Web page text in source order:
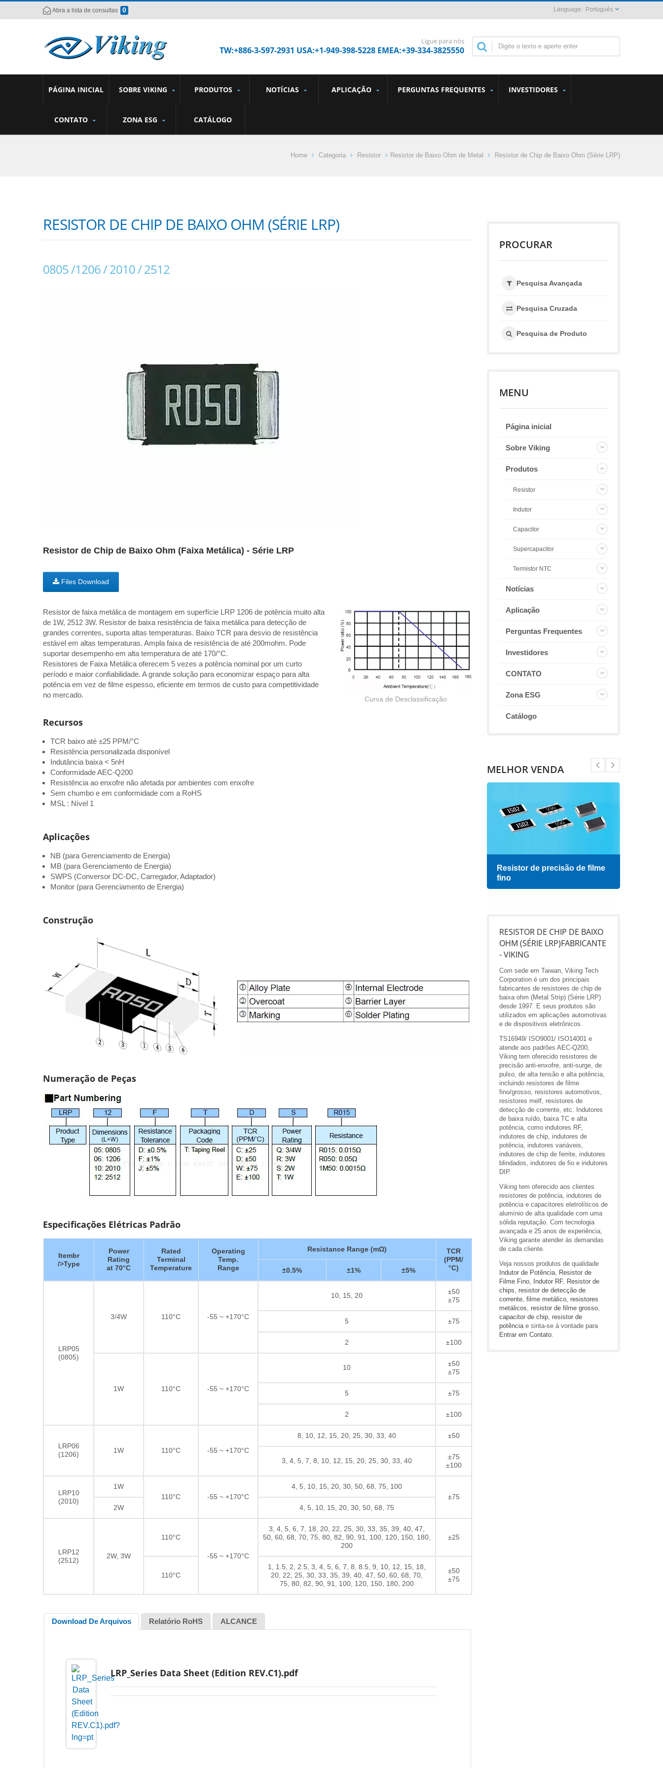
Abra a lista de consultas 0 Português
Ligue para nós
TW:+886-3-597-2931 USA:+1-949-398-5228 EMEA:+39-334-3825550
PÁGINA INICIAL SOBRE VIKING PRODUTOS NOTÍCIAS APLICAÇÃO PERGUNTAS FREQUENTES INVESTIDORES
CONTATO ZONA ESG CATÁLOGO
Home Categoria Resistor Resistor de Baixo Ohm de Metal Resistor de Chip de Baixo Ohm (Série LRP)
RESISTOR DE CHIP DE BAIXO OHM (SÉRIE LRP)
0805 /1206 / 2010 / 2512
Resistor de Chip de Baixo Ohm (Faixa Metálica) - Série LRP
Files Download
Curva de Desclassificação
Resistor de faixa metálica de montagem em superfície LRP 1206 de potência muito alta
de 1W, 2512 3W. Resistor de baixa resistência de faixa metálica para detecção de
grandes correntes, suporta altas temperaturas. Baixo TCR para desvio de resistência
estável em altas temperaturas. Ampla faixa de resistência de até 200mohm. Pode
suportar desempenho em alta temperatura de até 170/°C.
Resistores de Faixa Metálica oferecem 5 vezes a potência nominal por um curto
período e maior confiabilidade. A grande solução para economizar espaço para alta
potência em vez de filme espesso, eficiente em termos de custo para competitividade
no mercado.
Recursos
TCR baixo até ±25 PPM/°C
Resistência personalizada disponível
Indutância baixa < 5nH
Conformidade AEC-Q200
Resistência ao enxofre não afetada por ambientes com enxofre
Sem chumbo e em conformidade com a RoHS
MSL : Nível 1
Aplicações
NB (para Gerenciamento de Energia)
MB (para Gerenciamento de Energia)
SWPS (Conversor DC-DC, Carregador, Adaptador)
Monitor (para Gerenciamento de Energia)
Construção
Numeração de Peças
Especificações Elétricas Padrão
Itembr
/>Type
Power
Rating
at 70°C
Rated
Terminal
Temperature
Operating
Temp.
Range
Resistance Range (mΩ)
TCR
(PPM/
°C)
±0.5% ±1% ±5%
LRP05
(0805)
3/4W 110°C -55 ~ +170°C
10, 15, 20
±50
±75
5 ±75
2 ±100
1W 110°C -55 ~ +170°C
10
±50
±75
5 ±75
2 ±100
LRP06
(1206)
1W 110°C -55 ~ +170°C
8, 10, 12, 15, 20, 25, 30, 33, 40 ±50
3, 4, 5, 7, 8, 10, 12, 15, 20, 25, 30, 33, 40
±75
±100
LRP10
(2010)
1W
110°C
-55 ~ +170°C
4, 5, 10, 15, 20, 30, 50, 68, 75, 100
±75
2W
4, 5, 10, 15, 20, 30, 50, 68, 75
LRP12
(2512)
2W, 3W
110°C
-55 ~ +170°C
3, 4, 5, 6, 7, 18, 20, 22, 25, 30, 33, 35, 39, 40, 47,
50, 60, 68, 70, 75, 80, 82, 90, 91, 100, 120, 150, 180,
200
±25
110°C
1, 1.5, 2, 2.5, 3, 4, 5, 6, 7, 8, 8.5, 9, 10, 12, 15, 18,
20, 22, 25, 30, 33, 35, 39, 40, 47, 50, 60, 68, 70,
75, 80, 82, 90, 91, 100, 120, 150, 180, 200
±50
±75
Download De Arquivos Relatório RoHS ALCANCE
LRP_Series Data Sheet (Edition REV.C1).pdf
PROCURAR
Pesquisa Avançada
Pesquisa Cruzada
Pesquisa de Produto
MENU
Página inicial
Sobre Viking
Produtos
Resistor
Indutor
Capacitor
Supercapacitor
Termistor NTC
Notícias
Aplicação
Perguntas Frequentes
Investidores
CONTATO
Zona ESG
Catálogo
MELHOR VENDA
Resistor de precisão de filme
fino
RESISTOR DE CHIP DE BAIXO
OHM (SÉRIE LRP)FABRICANTE
- VIKING
Com sede em Taiwan, Viking Tech
Corporation é um dos principais
fabricantes de resistores de chip de
baixa ohm (Metal Strip) (Série LRP)
desde 1997. E seus produtos são
utilizados em aplicações automotivas
e de dispositivos eletrônicos.
TS16949/ ISO9001/ ISO14001 e
atende aos padrões AEC-Q200,
Viking tem oferecido resistores de
precisão anti-enxofre, anti-surge, de
pulso, de alta tensão e alta potência,
incluindo resistores de filme
fino/grosso, resistores automotivos,
resistores melf, resistores de
detecção de corrente, etc. Indutores
de baixa ruído, baixa TC e alta
potência, como indutores RF,
indutores de chip, indutores de
potência, indutores variáveis,
indutores de chip de ferrite, indutores
blindados, indutores de fio e indutores
DIP.
Viking tem oferecido aos clientes
resistores de potência, indutores de
potência e capacitores eletrolíticos de
alumínio de alta qualidade com uma
sólida reputação. Com tecnologia
avançada e 25 anos de experiência,
Viking garante atender às demandas
de cada cliente.
Veja nossos produtos de qualidade
Indutor de Potência, Resistor de
Filme Fino, Indutor RF, Resistor de
chips, resistor de detecção de
corrente, filme metálico, resistores
metálicos, resistor de filme grosso,
capacitor de chip, resistor de
potênciae sinta-se à vontade para
Entrar em Contato.